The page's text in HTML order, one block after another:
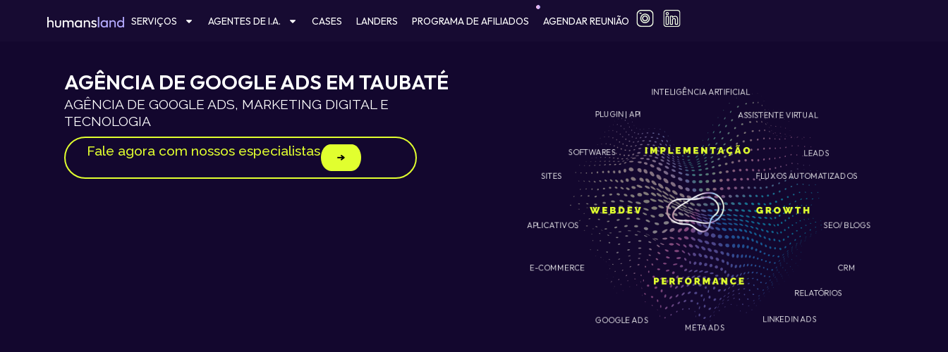
SERVIÇOS AGENTES DE I.A. CASES LANDERS PROGRAMA DE AFILIADOS AGENDAR REUNIÃO
AGÊNCIA DE GOOGLE ADS EM TAUBATÉ
AGÊNCIA DE GOOGLE ADS, MARKETING DIGITAL E
TECNOLOGIA
Fale agora com nossos especialistas
GOOGLE ADS LINKEDIN ADS
APLICATIVOS
SITES
E-COMMERCE
META ADS
CRM
RELATÓRIOS
SEO/ BLOGS
FLUXOS AUTOMATIZADOS
INTELIGÊNCIA ARTIFICIAL
PLUGIN | API
SOFTWARES
ASSISTENTE VIRTUAL
LEADS